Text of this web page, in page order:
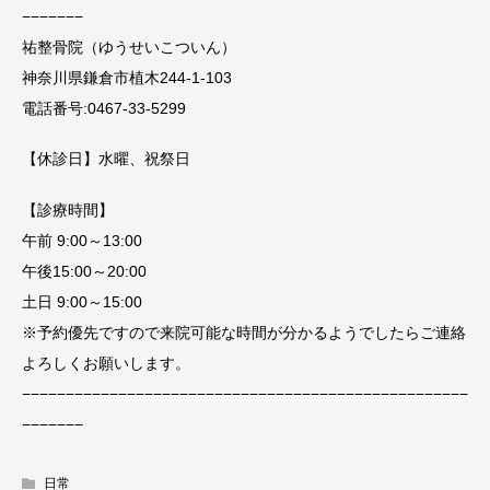
−−−−−−−
祐整骨院（ゆうせいこついん）
神奈川県鎌倉市植木244-1-103
電話番号:0467-33-5299
【休診日】水曜、祝祭日
【診療時間】
午前 9:00～13:00
午後15:00～20:00
土日 9:00～15:00
※予約優先ですので来院可能な時間が分かるようでしたらご連絡
よろしくお願いします。
−−−−−−−−−−−−−−−−−−−−−−−−−−−−−−−−−−−−−−−−−−−−−−−−−−−
−−−−−−−
日常